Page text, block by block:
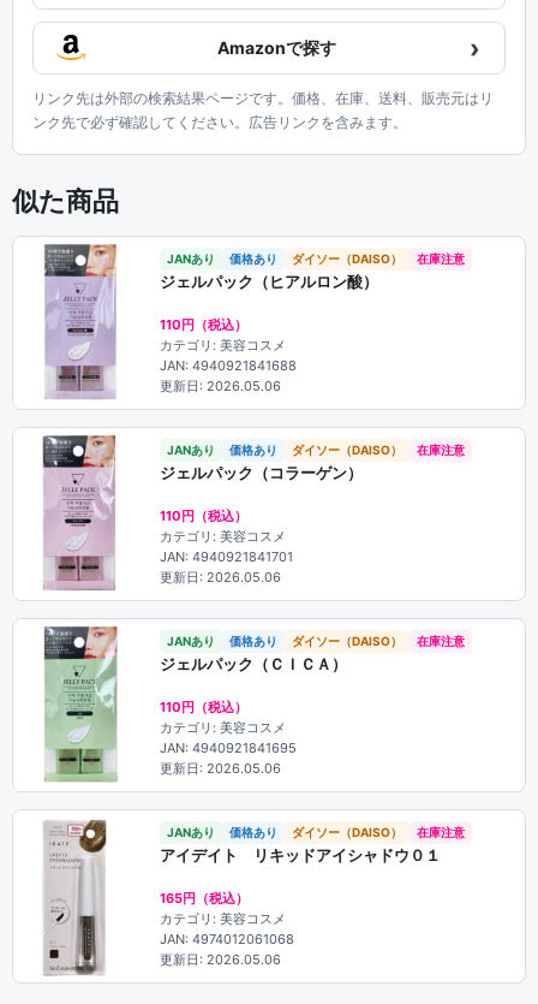
Amazonで探す ›
リンク先は外部の検索結果ページです。価格、在庫、送料、販売元はリ
ンク先で必ず確認してください。広告リンクを含みます。
似た商品
JANあり 価格あり ダイソー（DAISO） 在庫注意
ジェルパック（ヒアルロン酸）
110円（税込）
カテゴリ: 美容コスメ
JAN: 4940921841688
更新日: 2026.05.06
JANあり 価格あり ダイソー（DAISO） 在庫注意
ジェルパック（コラーゲン）
110円（税込）
カテゴリ: 美容コスメ
JAN: 4940921841701
更新日: 2026.05.06
JANあり 価格あり ダイソー（DAISO） 在庫注意
ジェルパック（ＣＩＣＡ）
110円（税込）
カテゴリ: 美容コスメ
JAN: 4940921841695
更新日: 2026.05.06
JANあり 価格あり ダイソー（DAISO） 在庫注意
アイデイト リキッドアイシャドウ０１
165円（税込）
カテゴリ: 美容コスメ
JAN: 4974012061068
更新日: 2026.05.06